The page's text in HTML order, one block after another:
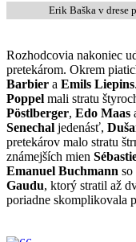
Erik Baška v drese
Rozhodcovia nakoniec
pretekárom. Okrem
Barbier a Emils Liepins
Poppel mali stratu
Pöstlberger, Edo Maas
Senechal jedenásť,
pretekárov malo stratu
známejších mien
Emanuel Buchmann so
Gaudu, ktorý stratil až
poriadne skomplikovala